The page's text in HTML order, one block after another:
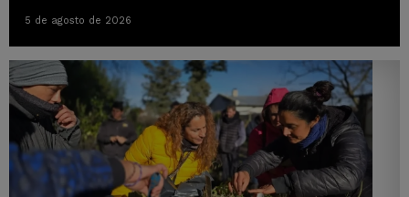
5 de agosto de 2026